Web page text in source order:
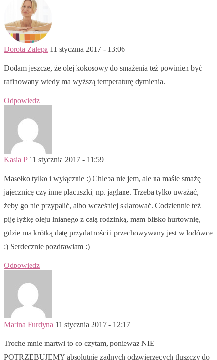
Dorota Zalepa 11 stycznia 2017 - 13:06
Dodam jeszcze, że olej kokosowy do smażenia też powinien być
rafinowany wtedy ma wyższą temperaturę dymienia.
Odpowiedz
Kasia P 11 stycznia 2017 - 11:59
Masełko tylko i wyłącznie :) Chleba nie jem, ale na maśle smażę
jajecznicę czy inne placuszki, np. jaglane. Trzeba tylko uważać,
żeby go nie przypalić, albo wcześniej sklarować. Codziennie też
piję łyżkę oleju lnianego z całą rodzinką, mam blisko hurtownię,
gdzie ma krótką datę przydatności i przechowywany jest w lodówce
:) Serdecznie pozdrawiam :)
Odpowiedz
Marina Furdyna 11 stycznia 2017 - 12:17
Troche mnie martwi to co czytam, poniewaz NIE
POTRZEBUJEMY absolutnie zadnych odzwierzecych tluszczy do